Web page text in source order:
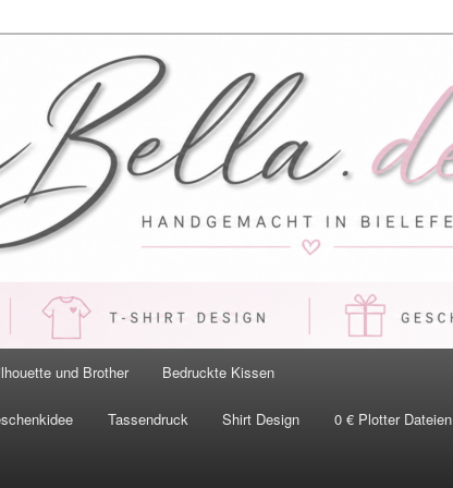
in Bielefeld
und Brother Bedruckte Kissen
Tassendruck Shirt Design 0 € Plotter Dateien